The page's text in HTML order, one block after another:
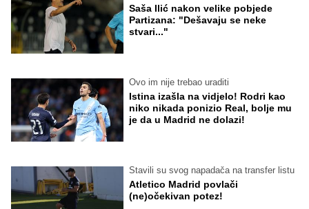
Saša Ilić nakon velike pobjede
Partizana: "Dešavaju se neke
stvari..."
Ovo im nije trebao uraditi
Istina izašla na vidjelo! Rodri kao
niko nikada ponizio Real, bolje mu
je da u Madrid ne dolazi!
Stavili su svog napadača na transfer listu
Atletico Madrid povlači
(ne)očekivan potez!